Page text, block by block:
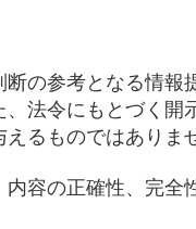
の参考となる情報
法令にもとづく開
るものではありま
容の正確性、完全